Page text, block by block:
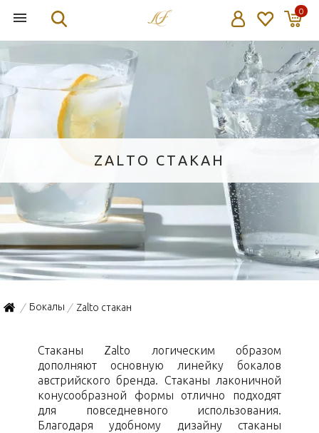
0
ZALTO CТАКАН
/ Бокалы / Zalto cтакан
Стаканы Zalto логическим образом
дополняют основную линейку бокалов
австрийского бренда. Стаканы лаконичной
конусообразной формы отлично подходят
для повседневного использования.
Благодаря удобному дизайну стаканы